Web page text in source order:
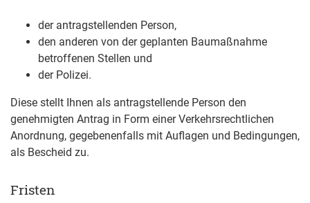
der antragstellenden Person,
den anderen von der geplanten Baumaßnahme
betroffenen Stellen und
der Polizei.
Diese stellt Ihnen als antragstellende Person den
genehmigten Antrag in Form einer Verkehrsrechtlichen
Anordnung, gegebenenfalls mit Auflagen und Bedingungen,
als Bescheid zu.
Fristen